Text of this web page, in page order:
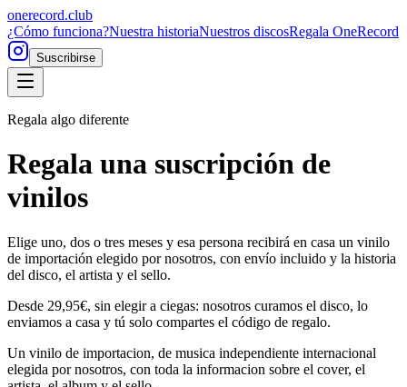
onerecord.club
¿Cómo funciona?Nuestra historiaNuestros discosRegala OneRecord
Suscribirse
Regala algo diferente
Regala una suscripción de
vinilos
Elige uno, dos o tres meses y esa persona recibirá en casa un vinilo
de importación elegido por nosotros, con envío incluido y la historia
del disco, el artista y el sello.
Desde 29,95€, sin elegir a ciegas: nosotros curamos el disco, lo
enviamos a casa y tú solo compartes el código de regalo.
Un vinilo de importacion, de musica independiente internacional
elegida por nosotros, con toda la informacion sobre el cover, el